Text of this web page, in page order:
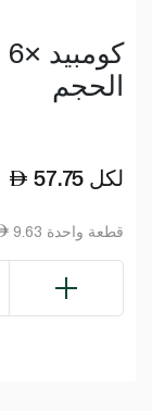
الحجم
57.75 لكل
9.63 قطعة واحدة